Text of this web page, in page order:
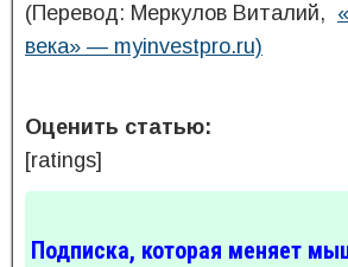
(Перевод: Меркулов Виталий,
века» — myinvestpro.ru)
Оценить статью:
[ratings]
Подписка, которая меняет